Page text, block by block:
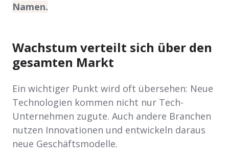
Namen.
Wachstum verteilt sich über den
gesamten Markt
Ein wichtiger Punkt wird oft übersehen: Neue
Technologien kommen nicht nur Tech-
Unternehmen zugute. Auch andere Branchen
nutzen Innovationen und entwickeln daraus
neue Geschäftsmodelle.